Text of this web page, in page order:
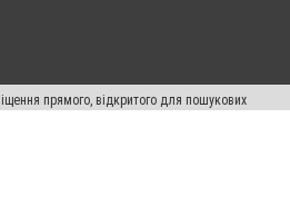
прямого, відкритого для пошукових